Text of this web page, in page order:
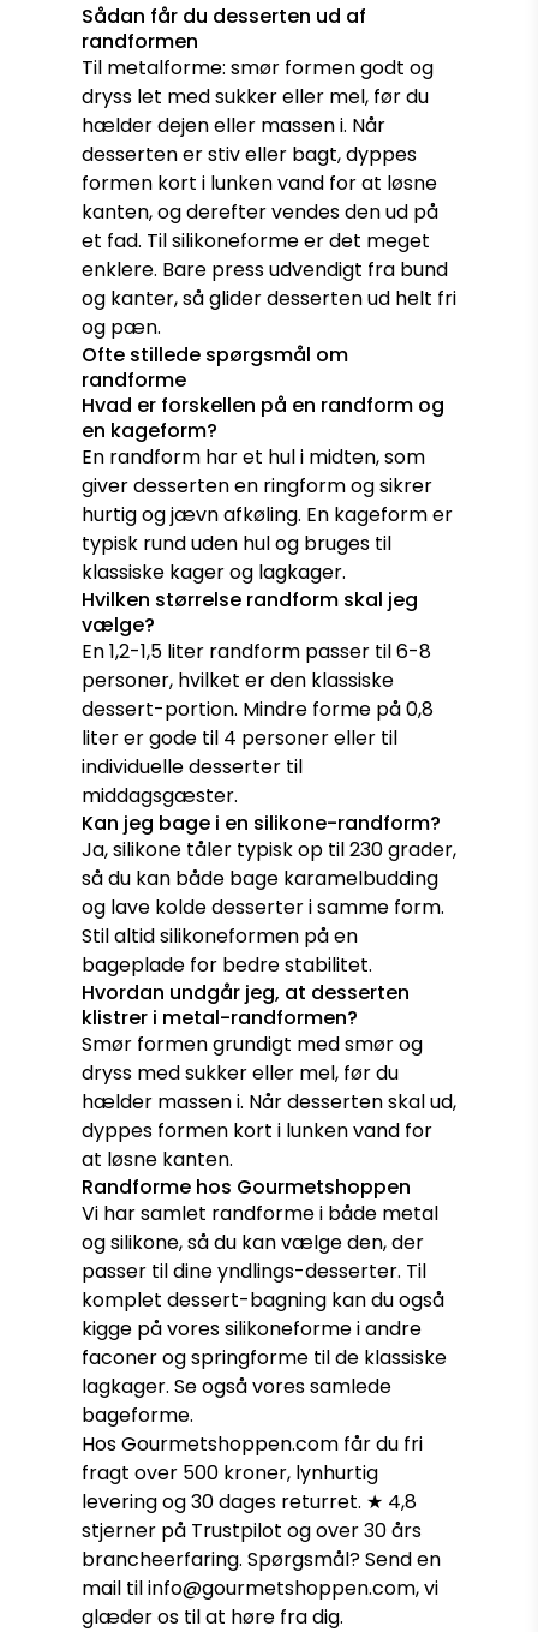
Sådan får du desserten ud af
randformen
Til metalforme: smør formen godt og
dryss let med sukker eller mel, før du
hælder dejen eller massen i. Når
desserten er stiv eller bagt, dyppes
formen kort i lunken vand for at løsne
kanten, og derefter vendes den ud på
et fad. Til silikoneforme er det meget
enklere. Bare press udvendigt fra bund
og kanter, så glider desserten ud helt fri
og pæn.
Ofte stillede spørgsmål om
randforme
Hvad er forskellen på en randform og
en kageform?
En randform har et hul i midten, som
giver desserten en ringform og sikrer
hurtig og jævn afkøling. En kageform er
typisk rund uden hul og bruges til
klassiske kager og lagkager.
Hvilken størrelse randform skal jeg
vælge?
En 1,2-1,5 liter randform passer til 6-8
personer, hvilket er den klassiske
dessert-portion. Mindre forme på 0,8
liter er gode til 4 personer eller til
individuelle desserter til
middagsgæster.
Kan jeg bage i en silikone-randform?
Ja, silikone tåler typisk op til 230 grader,
så du kan både bage karamelbudding
og lave kolde desserter i samme form.
Stil altid silikoneformen på en
bageplade for bedre stabilitet.
Hvordan undgår jeg, at desserten
klistrer i metal-randformen?
Smør formen grundigt med smør og
dryss med sukker eller mel, før du
hælder massen i. Når desserten skal ud,
dyppes formen kort i lunken vand for
at løsne kanten.
Randforme hos Gourmetshoppen
Vi har samlet randforme i både metal
og silikone, så du kan vælge den, der
passer til dine yndlings-desserter. Til
komplet dessert-bagning kan du også
kigge på voressilikoneformei andre
faconer ogspringforme til de klassiske
lagkager. Se også vores samlede
bageforme.
Hos Gourmetshoppen.com får du fri
fragt over 500 kroner, lynhurtig
levering og 30 dages returret. ★ 4,8
stjerner på Trustpilot og over 30 års
brancheerfaring. Spørgsmål? Send en
mail til info@gourmetshoppen.com, vi
glæder os til at høre fra dig.